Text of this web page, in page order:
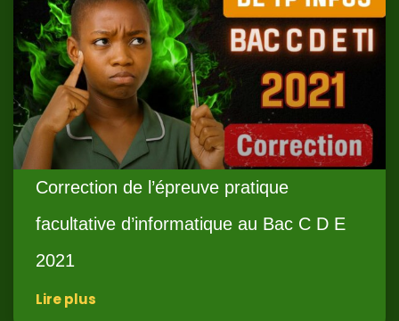
Correction de l’épreuve pratique
facultative d’informatique au Bac C D E
2021
Lire plus